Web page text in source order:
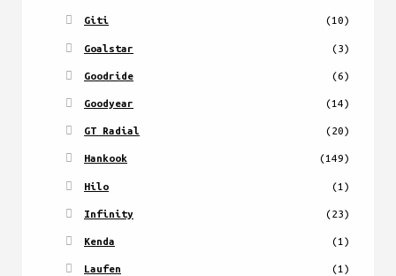
Giti (10)
Goalstar (3)
Goodride (6)
Goodyear (14)
GT Radial (20)
Hankook (149)
Hilo (1)
Infinity (23)
Kenda (1)
Laufen (1)